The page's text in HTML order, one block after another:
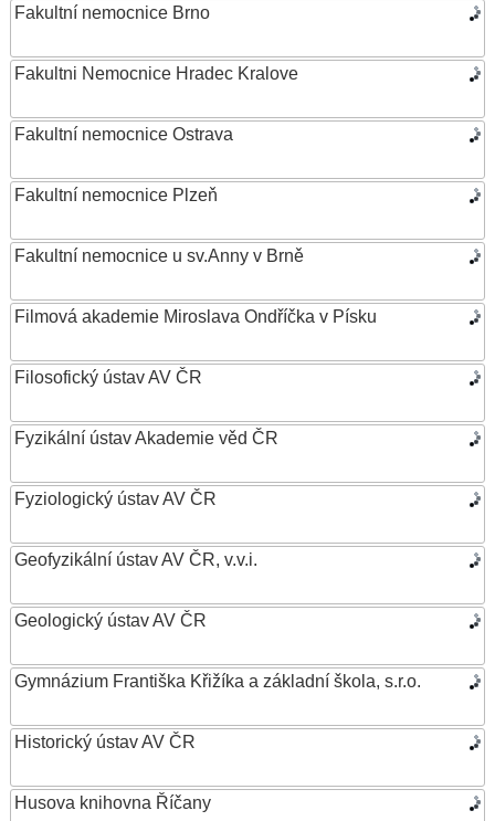
Fakultní nemocnice Brno
Fakultni Nemocnice Hradec Kralove
Fakultní nemocnice Ostrava
Fakultní nemocnice Plzeň
Fakultní nemocnice u sv.Anny v Brně
Filmová akademie Miroslava Ondříčka v Písku
Filosofický ústav AV ČR
Fyzikální ústav Akademie věd ČR
Fyziologický ústav AV ČR
Geofyzikální ústav AV ČR, v.v.i.
Geologický ústav AV ČR
Gymnázium Františka Křižíka a základní škola, s.r.o.
Historický ústav AV ČR
Husova knihovna Říčany